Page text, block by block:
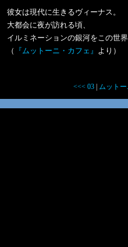
彼女は現代に生きるヴィーナス。
大都会に夜が訪れる頃、
イルミネーションの銀河をこの世
（
『ムットーニ・カフェ』 より）
<<< 03| ムットー